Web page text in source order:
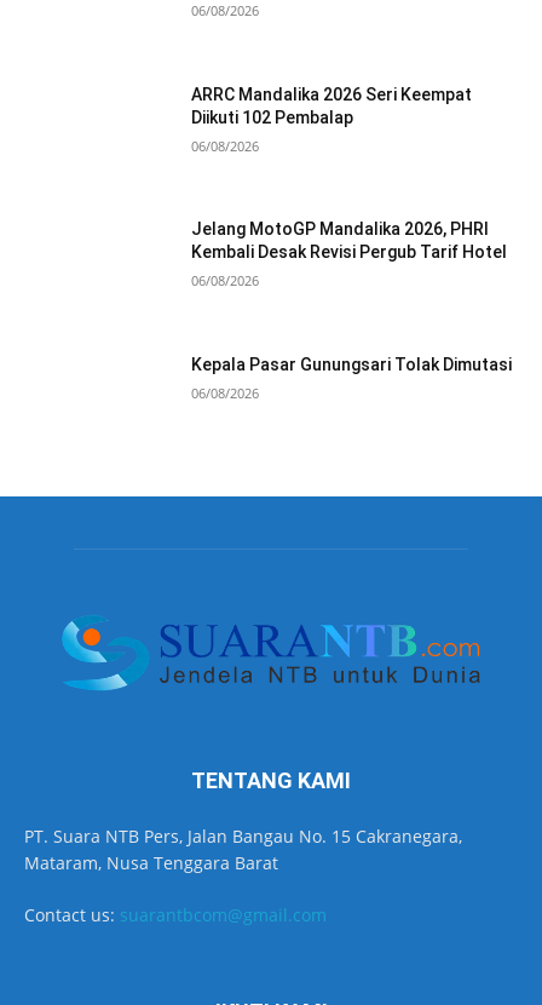
06/08/2026
ARRC Mandalika 2026 Seri Keempat
Diikuti 102 Pembalap
06/08/2026
Jelang MotoGP Mandalika 2026, PHRI
Kembali Desak Revisi Pergub Tarif Hotel
06/08/2026
Kepala Pasar Gunungsari Tolak Dimutasi
06/08/2026
TENTANG KAMI
PT. Suara NTB Pers, Jalan Bangau No. 15 Cakranegara,
Mataram, Nusa Tenggara Barat
Contact us: suarantbcom@gmail.com